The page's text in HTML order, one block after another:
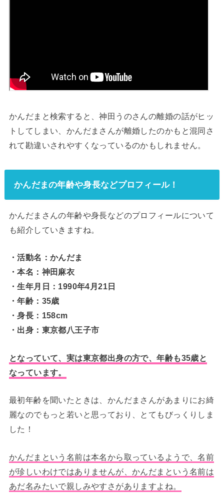
かんだまと検索すると、神田うのさんの離婚の話がヒッ
トしてしまい、かんだまさんが離婚したのかもと混同さ
れて勘違いされやすくなっているのかもしれません。
かんだまの年齢や身長などプロフィール！
かんだまさんの年齢や身長などのプロフィールについて
も紹介していきますね。
・活動名：かんだま
・本名：神田麻衣
・生年月日：1990年4月21日
・年齢：35歳
・身長：158cm
・出身：東京都八王子市
となっていて、実は東京都出身の方で、年齢も35歳と
なっています。
最初年齢を聞いたときは、かんだまさんがあまりにお綺
麗なのでもっと若いと思っており、とてもびっくりしま
した！
かんだまという名前は本名から取っているようで、名前
が珍しいわけではありませんが、かんだまという名前は
あだ名みたいで親しみやすさがありますよね。